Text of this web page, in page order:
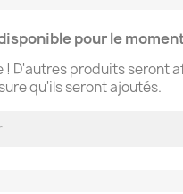
pour le
! D'autres produits seront
qu'ils seront ajoutés.